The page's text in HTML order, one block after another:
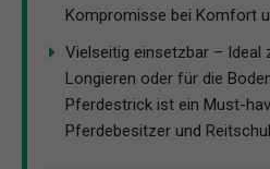
Kompromisse bei Komfort
Vielseitig einsetzbar – Ideal
Longieren oder für die
Pferdestrick ist ein Must-
Pferdebesitzer und